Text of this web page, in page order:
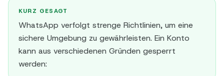
KURZ GESAGT
WhatsApp verfolgt strenge Richtlinien, um eine
sichere Umgebung zu gewährleisten. Ein Konto
kann aus verschiedenen Gründen gesperrt
werden: